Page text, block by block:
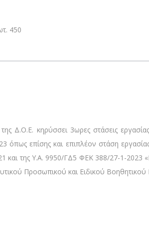
450
Δ.Ο.Ε. κηρύσσει 3ωρες στάσεις
όπως επίσης και επιπλέον στάση
και της Υ.Α. 9950/ΓΔ5 ΦΕΚ 388/27-1-2023
Προσωπικού και Ειδικού